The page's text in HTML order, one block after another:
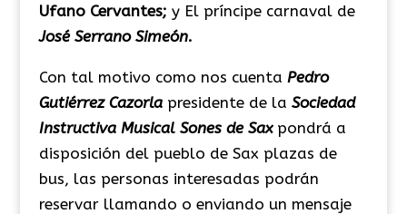
Ufano Cervantes; y El príncipe carnaval de
José Serrano Simeón.
Con tal motivo como nos cuenta Pedro
Gutiérrez Cazorlapresidente de la Sociedad
Instructiva Musical Sones de Saxpondrá a
disposición del pueblo de Sax plazas de
bus, las personas interesadas podrán
reservar llamando o enviando un mensaje